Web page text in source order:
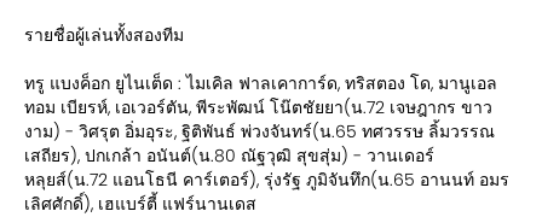
รายชื่อผู้เล่นทั้งสองทีม
ทรู แบงค็อก ยูไนเต็ด : ไมเคิล ฟาลเคาการ์ด, ทริสตอง โด, มานูเอล
ทอม เบียรห์, เอเวอร์ตัน, พีระพัฒน์ โน๊ตชัยยา(น.72 เจษฎากร ขาว
งาม) - วิศรุต อิ่มอุระ, ฐิติพันธ์ พ่วงจันทร์(น.65 ทศวรรษ ลิ้มวรรณ
เสถียร), ปกเกล้า อนันต์(น.80 ณัฐวุฒิ สุขสุ่ม) - วานเดอร์
หลุยส์(น.72 แอนโธนี คาร์เตอร์), รุ่งรัฐ ภูมิจันทึก(น.65 อานนท์ อมร
เลิศศักดิ์), เฮแบร์ตี้ แฟร์นานเดส